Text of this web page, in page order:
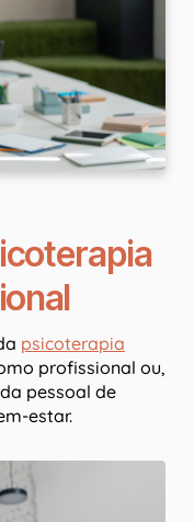
psicoterapia
profissional ou,
pessoal de
estar.